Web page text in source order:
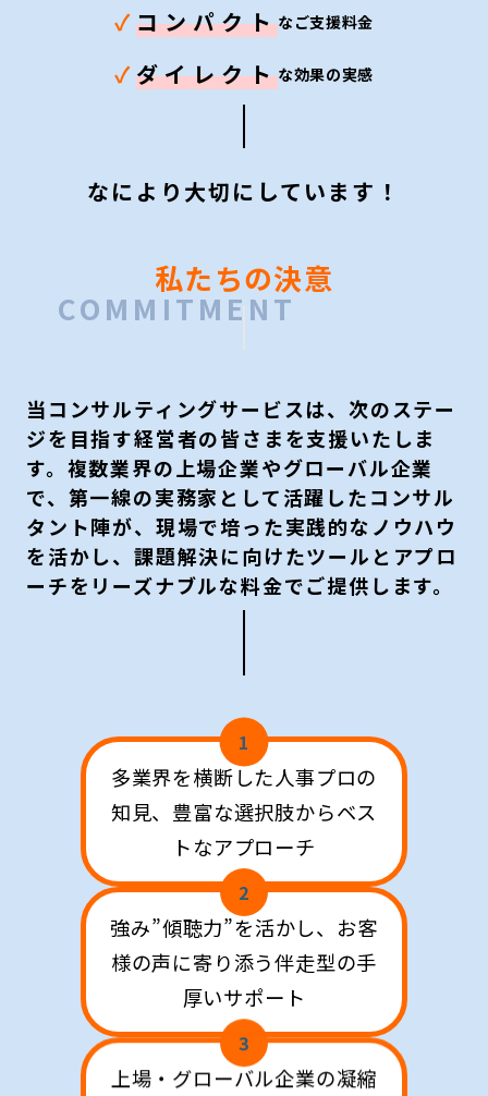
✓コンパクトなご支援料金
✓ダイレクトな効果の実感
なにより大切にしています！
私たちの決意
当コンサルティングサービスは、次のステー
ジを目指す経営者の皆さまを支援いたしま
す。複数業界の上場企業やグローバル企業
で、第一線の実務家として活躍したコンサル
タント陣が、現場で培った実践的なノウハウ
を活かし、課題解決に向けたツールとアプロ
ーチをリーズナブルな料金でご提供します。
1
多業界を横断した人事プロの
知見、豊富な選択肢からベス
トなアプローチ
2
強み”傾聴力”を活かし、お客
様の声に寄り添う伴走型の手
厚いサポート
3
上場・グローバル企業の凝縮